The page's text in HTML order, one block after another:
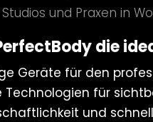
und Praxen in
die
Geräte für den
Technologien für
und